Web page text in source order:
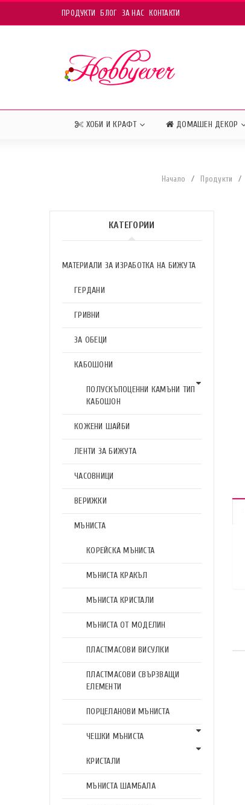
ПРОДУКТИ БЛОГ ЗА НАС КОНТАКТИ
ХОБИ И КРАФТ ДОМАШЕН ДЕКОР
Начало / Продукти /
КАТЕГОРИИ
МАТЕРИАЛИ ЗА ИЗРАБОТКА НА БИЖУТА
ГЕРДАНИ
ГРИВНИ
ЗА ОБЕЦИ
КАБОШОНИ
ПОЛУСКЪПОЦЕННИ КАМЪНИ ТИП
КАБОШОН
КОЖЕНИ ШАЙБИ
ЛЕНТИ ЗА БИЖУТА
ЧАСОВНИЦИ
ВЕРИЖКИ
МЪНИСТА
КОРЕЙСКА МЪНИСТА
МЪНИСТА КРАКЪЛ
МЪНИСТА КРИСТАЛИ
МЪНИСТА ОТ МОДЕЛИН
ПЛАСТМАСОВИ ВИСУЛКИ
ПЛАСТМАСОВИ СВЪРЗВАЩИ
ЕЛЕМЕНТИ
ПОРЦЕЛАНОВИ МЪНИСТА
ЧЕШКИ МЪНИСТА
КРИСТАЛИ
МЪНИСТА ШАМБАЛА